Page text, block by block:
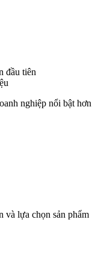
đầu tiên
nghiệp nổi bật hơn
và lựa chọn sản phẩm